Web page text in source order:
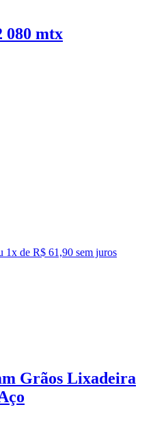
080 mtx
1x de R$ 61,90 sem juros
Grãos Lixadeira